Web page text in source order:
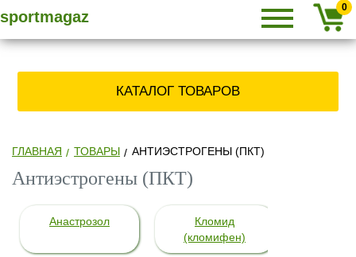
toSPORTMAGAZ
» КУПИТЬ
СТЕРОИДЫ,
ЗАКАЗАТЬ
АНАБОЛИКИ
sportmagaz
0
КАТАЛОГ ТОВАРОВ
ГЛАВНАЯ ТОВАРЫ АНТИЭСТРОГЕНЫ (ПКТ)
Антиэстрогены (ПКТ)
Анастрозол
Кломид
(кломифен)